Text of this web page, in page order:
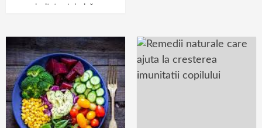
infrastructura outdoor
atinge pragul...